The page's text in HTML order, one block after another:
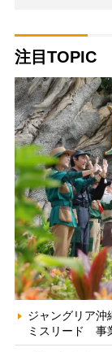
注目TOPIC
ジャングリア沖
ミスリード 事